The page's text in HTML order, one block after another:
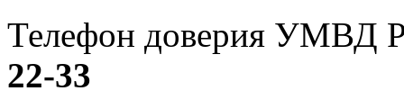
Телефон доверия УМВД
22-33